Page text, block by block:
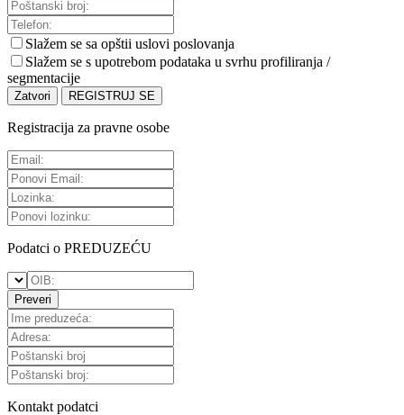
Slažem se sa opštii uslovi poslovanja
Slažem se s upotrebom podataka u svrhu profiliranja /
segmentacije
Zatvori REGISTRUJ SE
Registracija za pravne osobe
Podatci o PREDUZEĆU
Preveri
Kontakt podatci